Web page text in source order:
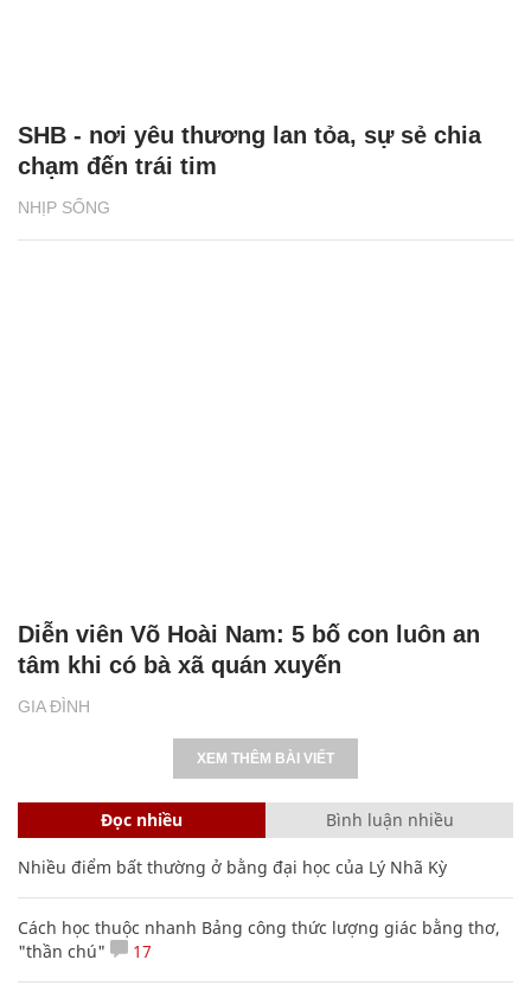
NHỊP SỐNG
SHB - nơi yêu thương lan tỏa, sự sẻ chia
chạm đến trái tim
GIA ĐÌNH
Diễn viên Võ Hoài Nam: 5 bố con luôn an
tâm khi có bà xã quán xuyến
XEM THÊM BÀI VIẾT
Đọc nhiều Bình luận nhiều
Nhiều điểm bất thường ở bằng đại học của Lý Nhã Kỳ
Cách học thuộc nhanh Bảng công thức lượng giác bằng thơ,
"thần chú"
17